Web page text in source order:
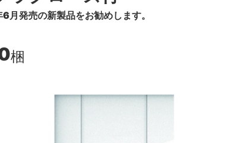
発売の新製品をお勧めします。
梱